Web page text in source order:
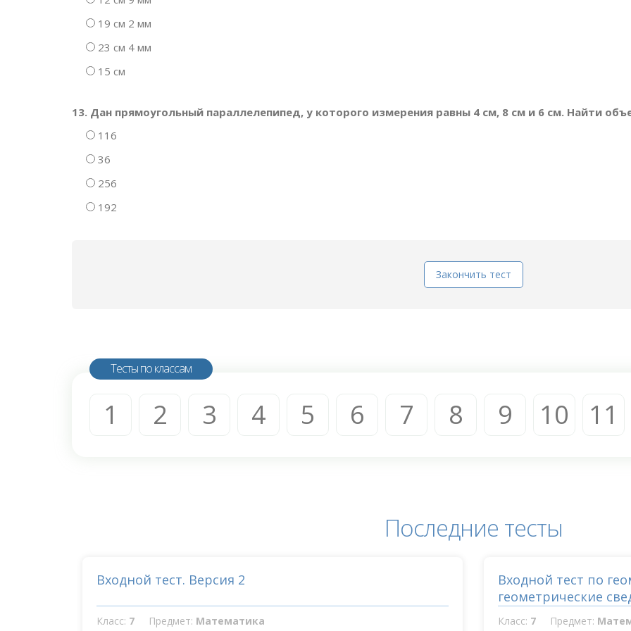
19 см 2 мм
23 см 4 мм
15 см
13. Дан прямоугольный параллелепипед, у которого измерения равны 4 см, 8 см и 6 см. Найти
116
36
256
192
Закончить тест
Тесты по классам
1 2 3 4 5 6 7 8 9 10 11
Последние тесты
Входной тест. Версия 2
Класс: 7 Предмет: Математика
Входной тест по
геометрические
Класс: 7 Предмет: